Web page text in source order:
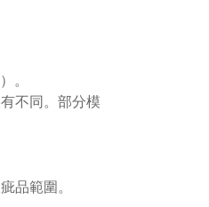
。
不同。部分模
品範圍。